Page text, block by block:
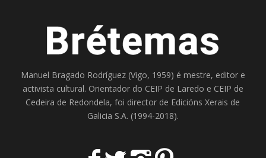
Manuel Bragado Rodríguez (Vigo, 1959) é mestre, editor e
activista cultural. Orientador do CEIP de Laredo e CEIP de
Cedeira de Redondela, foi director de Edicións Xerais de
Galicia S.A. (1994-2018).